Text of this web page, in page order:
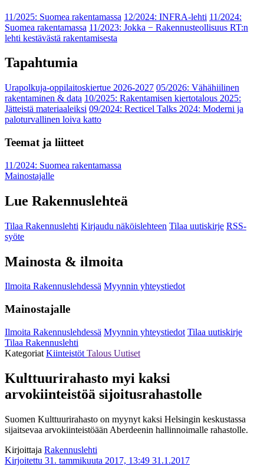
11/2025: Suomea rakentamassa 12/2024: INFRA-lehti 11/2024:
Suomea rakentamassa 11/2023: Jokka − Rakennusteollisuus RT:n
lehti kestävästä rakentamisesta
Tapahtumia
Urapolkuja-oppilaitoskiertue 2026-2027 05/2026: Vähähiilinen
rakentaminen & data 10/2025: Rakentamisen kiertotalous 2025:
Jätteistä materiaaleiksi 09/2024: Recticel Talks 2024: Moderni ja
paloturvallinen loiva katto
Teemat ja liitteet
11/2024: Suomea rakentamassa
Mainostajalle
Lue Rakennuslehteä
Tilaa Rakennuslehti Kirjaudu näköislehteen Tilaa uutiskirje RSS-
syöte
Mainosta & ilmoita
Ilmoita Rakennuslehdessä Myynnin yhteystiedot
Mainostajalle
Ilmoita Rakennuslehdessä Myynnin yhteystiedot Tilaa uutiskirje
Tilaa Rakennuslehti
Kategoriat Kiinteistöt Talous Uutiset
Kulttuurirahasto myi kaksi
arvokiinteistöä sijoitusrahastolle
Suomen Kulttuurirahasto on myynyt kaksi Helsingin keskustassa
sijaitsevaa arvokiinteistöään Aberdeenin hallinnoimalle rahastolle.
Kirjoittaja Rakennuslehti
Kirjoitettu 31. tammikuuta 2017, 13:49 31.1.2017